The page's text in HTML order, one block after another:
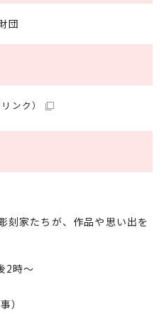
団
ンク）
刻家たちが、作品や思い出を
2時～
）